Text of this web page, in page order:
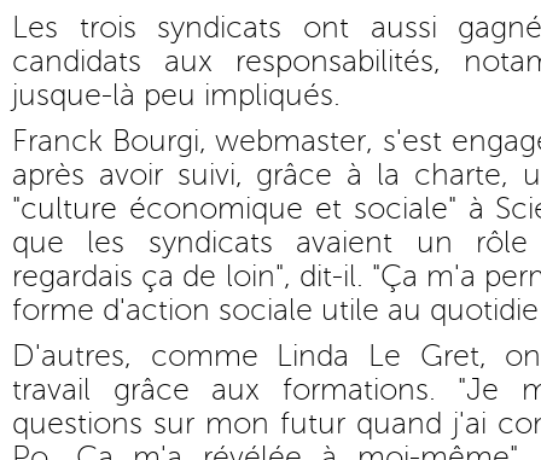
Les trois syndicats ont aussi
candidats aux responsabilités,
jusque-là peu impliqués.
Franck Bourgi, webmaster, s'est
après avoir suivi, grâce à la charte,
"culture économique et sociale" à
que les syndicats avaient un
regardais ça de loin", dit-il. "Ça m'a
forme d'action sociale utile au
D'autres, comme Linda Le Gret,
travail grâce aux formations. "Je
questions sur mon futur quand j'ai